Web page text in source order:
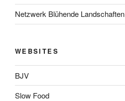
Netzwerk Blühende Landschaften
WEBSITES
BJV
Slow Food